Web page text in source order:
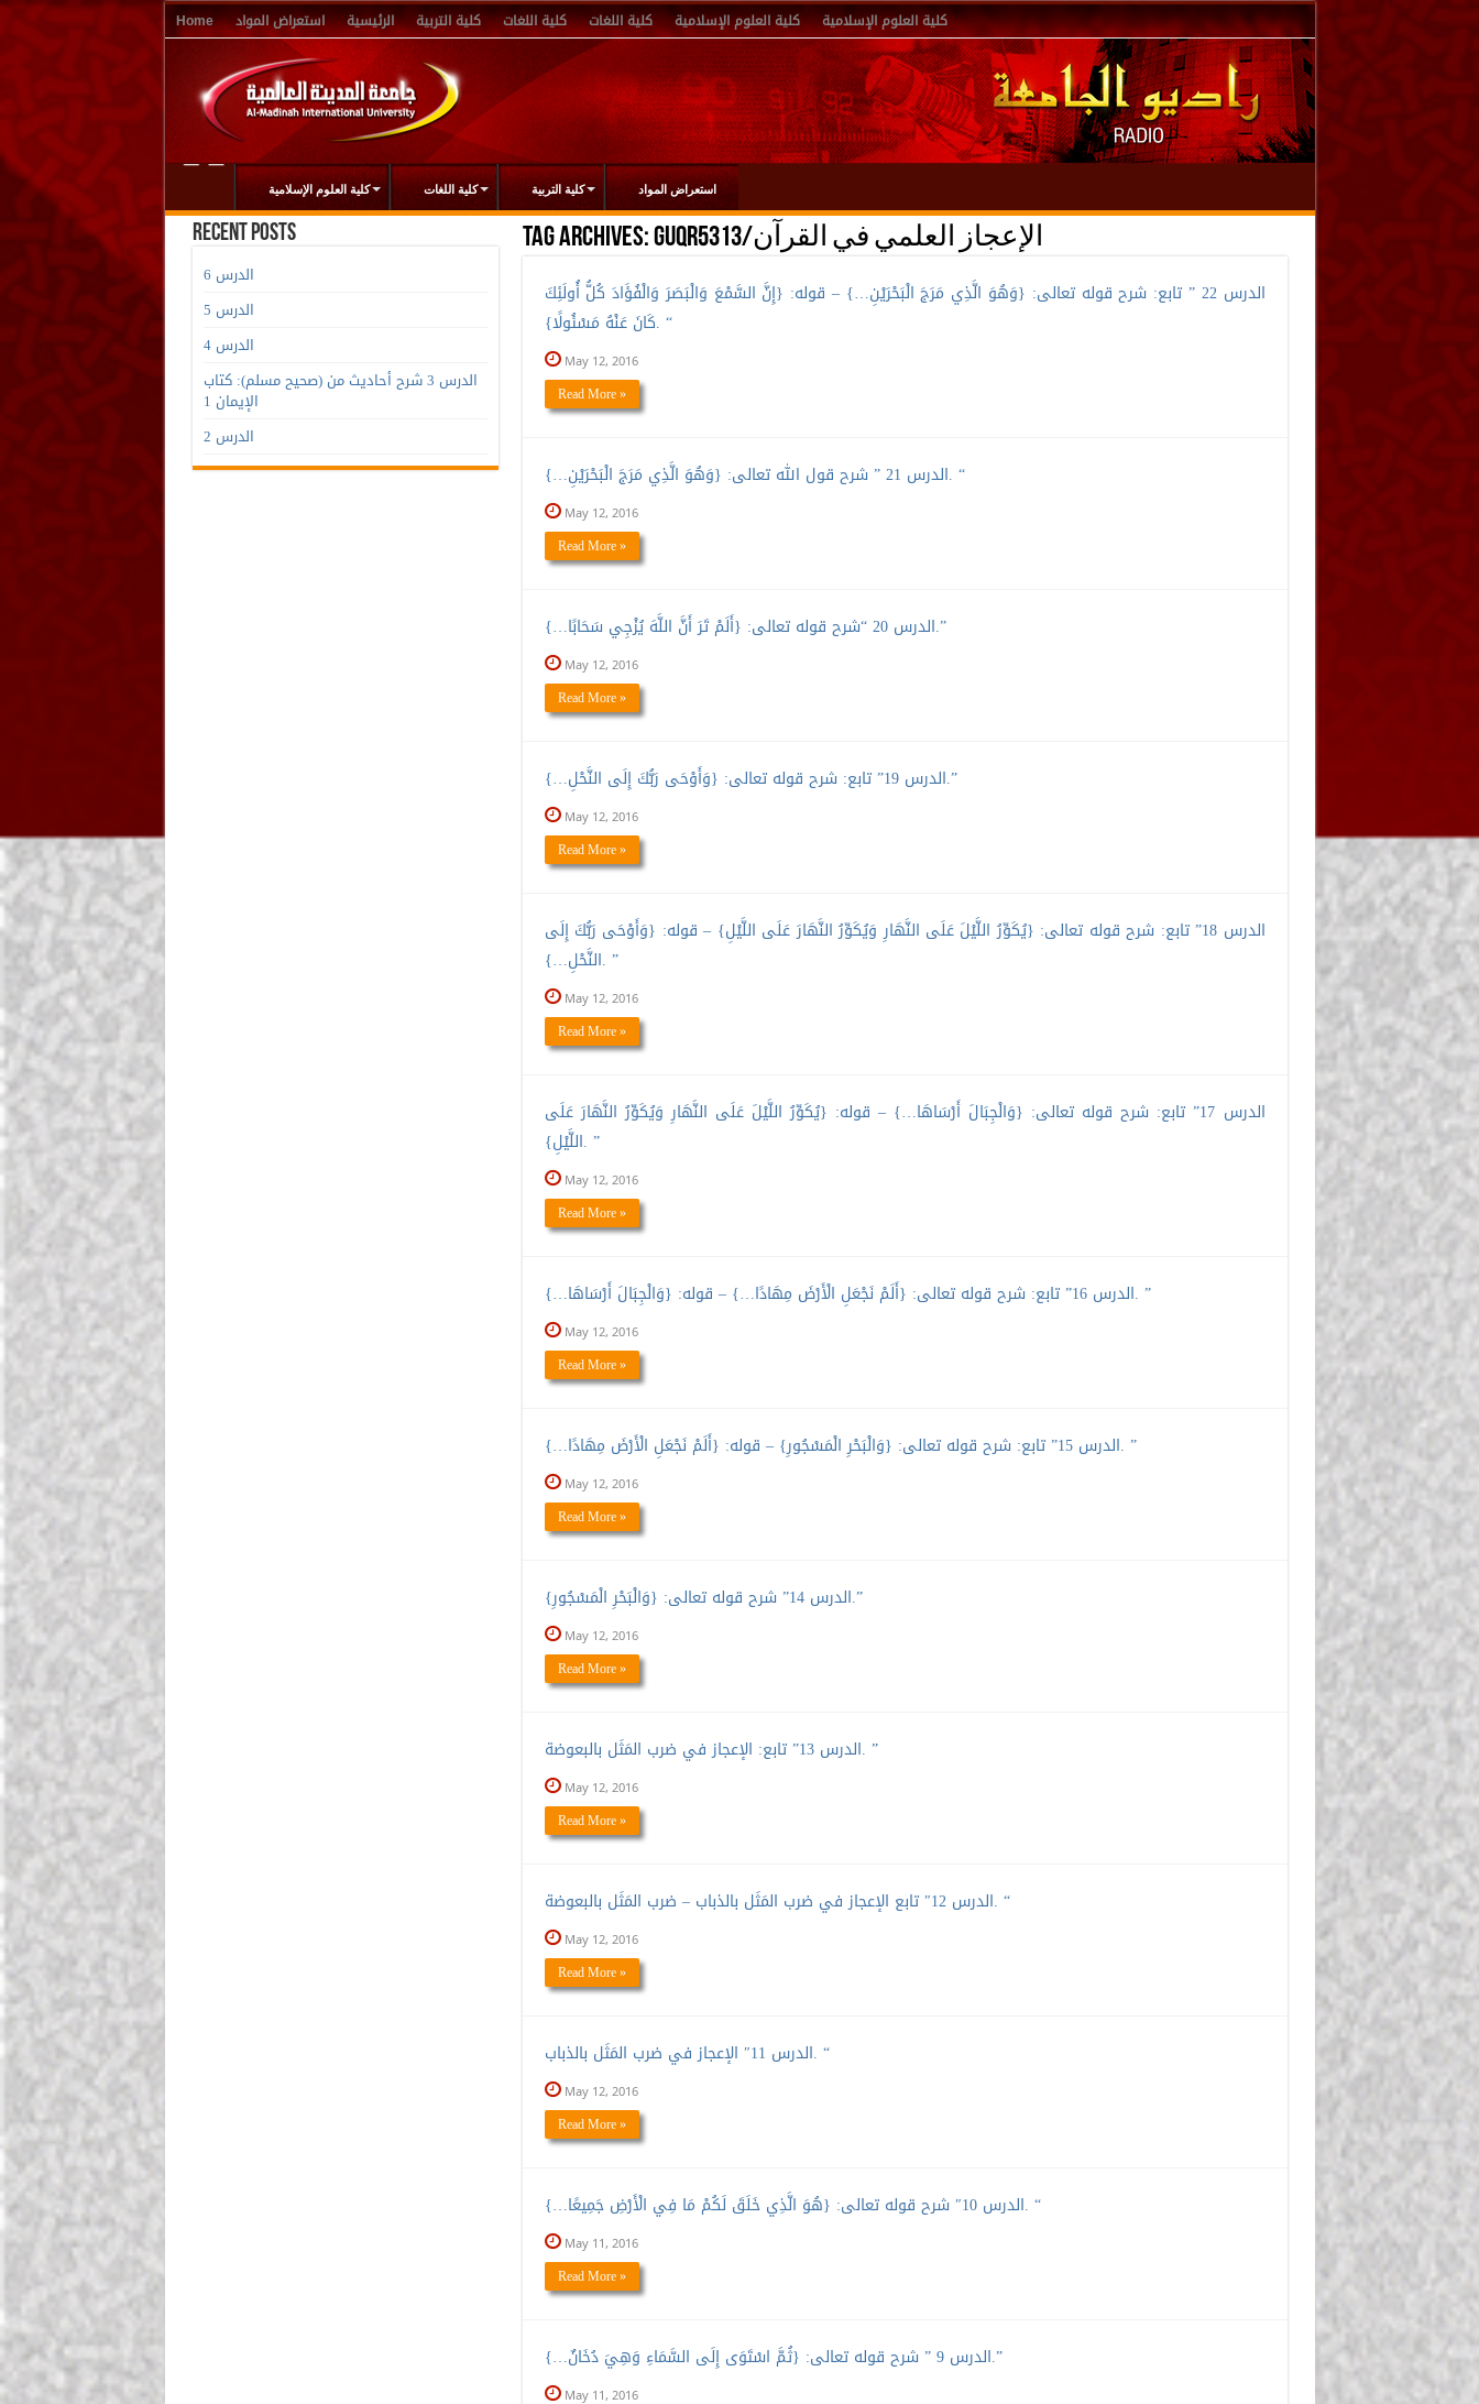
Home استعراض المواد الرئيسية كلية التربية كلية اللغات كلية اللغات كلية العلوم الإسلامية كلية العلوم الإسلامية
كلية العلوم الإسلامية كلية اللغات كلية التربية استعراض المواد
Tag Archives:
GUQR5313/الإعجاز العلمي في القرآن
الدرس 22 ” تابع: شرح قوله تعالى: {وَهُوَ الَّذِي مَرَجَ الْبَحْرَيْنِ…} – قوله: {إِنَّ السَّمْعَ وَالْبَصَرَ وَالْفُؤَادَ كُلُّ أُولَئِكَ
كَانَ عَنْهُ مَسْئُولًا}. “
May 12, 2016
Read More »
الدرس 21 ” شرح قول الله تعالى: {وَهُوَ الَّذِي مَرَجَ الْبَحْرَيْنِ…}. “
May 12, 2016
Read More »
الدرس 20 “شرح قوله تعالى: {أَلَمْ تَرَ أَنَّ اللَّهَ يُزْجِي سَحَابًا…}.”
May 12, 2016
Read More »
الدرس 19” تابع: شرح قوله تعالى: {وَأَوْحَى رَبُّكَ إِلَى النَّحْلِ…}.”
May 12, 2016
Read More »
الدرس 18” تابع: شرح قوله تعالى: {يُكَوِّرُ اللَّيْلَ عَلَى النَّهَارِ وَيُكَوِّرُ النَّهَارَ عَلَى اللَّيْلِ} – قوله: {وَأَوْحَى رَبُّكَ إِلَى
النَّحْلِ…}. ”
May 12, 2016
Read More »
الدرس 17” تابع: شرح قوله تعالى: {وَالْجِبَالَ أَرْسَاهَا…} – قوله: {يُكَوِّرُ اللَّيْلَ عَلَى النَّهَارِ وَيُكَوِّرُ النَّهَارَ عَلَى
اللَّيْلِ}. ”
May 12, 2016
Read More »
الدرس 16” تابع: شرح قوله تعالى: {أَلَمْ نَجْعَلِ الْأَرْضَ مِهَادًا…} – قوله: {وَالْجِبَالَ أَرْسَاهَا…}. ”
May 12, 2016
Read More »
الدرس 15” تابع: شرح قوله تعالى: {وَالْبَحْرِ الْمَسْجُورِ} – قوله: {أَلَمْ نَجْعَلِ الْأَرْضَ مِهَادًا…}. ”
May 12, 2016
Read More »
الدرس 14” شرح قوله تعالى: {وَالْبَحْرِ الْمَسْجُورِ}.”
May 12, 2016
Read More »
الدرس 13” تابع: الإعجاز في ضرب المَثَل بالبعوضة. ”
May 12, 2016
Read More »
الدرس 12″ تابع الإعجاز في ضرب المَثَل بالذباب – ضرب المَثَل بالبعوضة. “
May 12, 2016
Read More »
الدرس 11″ الإعجاز في ضرب المَثَل بالذباب. “
May 12, 2016
Read More »
الدرس 10″ شرح قوله تعالى: {هُوَ الَّذِي خَلَقَ لَكُمْ مَا فِي الْأَرْضِ جَمِيعًا…}. “
May 11, 2016
Read More »
الدرس 9 ” شرح قوله تعالى: {ثُمَّ اسْتَوَى إِلَى السَّمَاءِ وَهِيَ دُخَانٌ…}.”
May 11, 2016
Recent Posts
الدرس 6
الدرس 5
الدرس 4
الدرس 3 شرح أحاديث من (صحيح مسلم): كتاب
الإيمان 1
الدرس 2